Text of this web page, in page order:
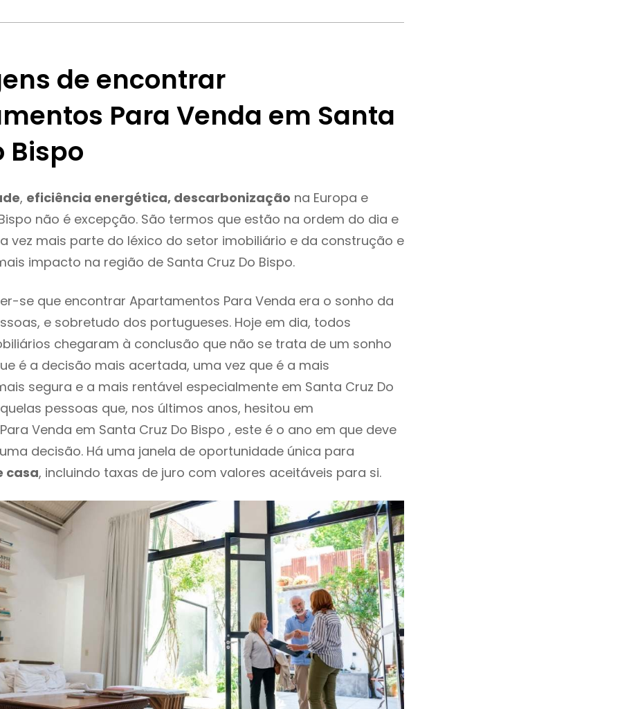
de encontrar
Para Venda em Santa
Bispo
, eficiência energética, descarbonização na Europa e
não é excepção. São termos que estão na ordem do dia e
vez mais parte do léxico do setor imobiliário e da construção e
impacto na região de Santa Cruz Do Bispo.
se que encontrar Apartamentos Para Venda era o sonho da
e sobretudo dos portugueses. Hoje em dia, todos
chegaram à conclusão que não se trata de um sonho
é a decisão mais acertada, uma vez que é a mais
segura e a mais rentável especialmente em Santa Cruz Do
pessoas que, nos últimos anos, hesitou em
Venda em Santa Cruz Do Bispo , este é o ano em que deve
decisão. Há uma janela de oportunidade única para
casa, incluindo taxas de juro com valores aceitáveis para si.